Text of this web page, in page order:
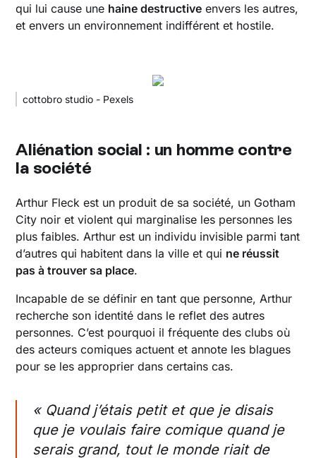
qui lui cause une haine destructive envers les autres,
et envers un environnement indifférent et hostile.
cottobro studio - Pexels
Aliénation social : un homme contre
la société
Arthur Fleck est un produit de sa société, un Gotham
City noir et violent qui marginalise les personnes les
plus faibles. Arthur est un individu invisible parmi tant
d’autres qui habitent dans la ville et qui ne réussit
pas à trouver sa place.
Incapable de se définir en tant que personne, Arthur
recherche son identité dans le reflet des autres
personnes. C’est pourquoi il fréquente des clubs où
des acteurs comiques actuent et annote les blagues
pour se les approprier dans certains cas.
« Quand j’étais petit et que je disais
que je voulais faire comique quand je
serais grand, tout le monde riait de